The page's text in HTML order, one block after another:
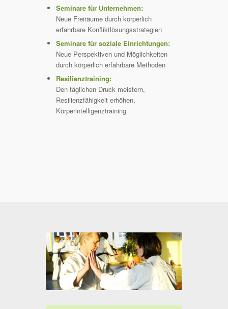
Seminare für Unternehmen:
Neue Freiräume durch körperlich
erfahrbare Konfliktlösungsstrategien
Seminare für soziale Einrichtungen:
Neue Perspektiven und Möglichkeiten
durch körperlich erfahrbare Methoden
Resilienztraining:
Den täglichen Druck meistern,
Resilienzfähigkeit erhöhen,
Körperintelligenztraining